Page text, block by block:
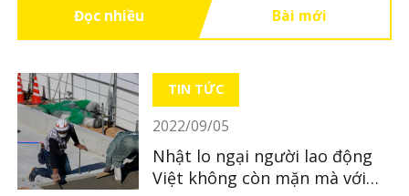
Đọc nhiều Bài mới
TIN TỨC
2022/09/05
Nhật lo ngại người lao động
Việt không còn mặn mà với